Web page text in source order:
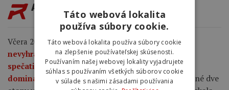
AKTUALITY
Včera 20:28
„Chcela som jasne ukázať, že sme
nevyhrali pre včerajší incident.“ Demi Vollering
spečatila víťazstvo Tour de France Femmes
dominantným sólom. Holanďanka ovládla záverečné dve
Táto webová lokalita
používa súbory cookie.
Táto webová lokalita používa súbory cookie
na zlepšenie používateľskej skúsenosti.
Používaním našej webovej lokality vyjadrujete
súhlas s používaním všetkých súborov cookie
v súlade s našimi zásadami používania